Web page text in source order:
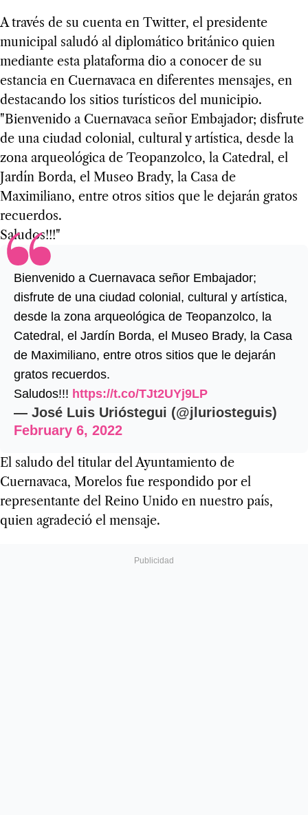
A través de su cuenta en Twitter, el presidente
municipal saludó al diplomático británico quien
mediante esta plataforma dio a conocer de su
estancia en Cuernavaca en diferentes mensajes, en
destacando los sitios turísticos del municipio.
"Bienvenido a Cuernavaca señor Embajador; disfrute
de una ciudad colonial, cultural y artística, desde la
zona arqueológica de Teopanzolco, la Catedral, el
Jardín Borda, el Museo Brady, la Casa de
Maximiliano, entre otros sitios que le dejarán gratos
recuerdos.
Saludos!!!"
Bienvenido a Cuernavaca señor Embajador;
disfrute de una ciudad colonial, cultural y artística,
desde la zona arqueológica de Teopanzolco, la
Catedral, el Jardín Borda, el Museo Brady, la Casa
de Maximiliano, entre otros sitios que le dejarán
gratos recuerdos.
Saludos!!! https://t.co/TJt2UYj9LP
— José Luis Urióstegui (@jluriosteguis)
February 6, 2022
El saludo del titular del Ayuntamiento de
Cuernavaca, Morelos fue respondido por el
representante del Reino Unido en nuestro país,
quien agradeció el mensaje.